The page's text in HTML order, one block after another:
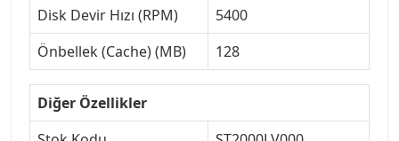
Disk Devir Hızı (RPM)
5400
Önbellek (Cache) (MB)
128
Diğer Özellikler